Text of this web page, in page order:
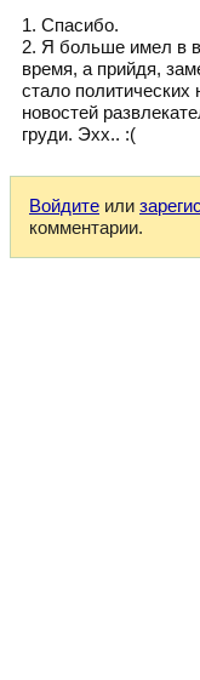
1. Спасибо.
2. Я больше имел в
время, а прийдя,
стало
новостей
груди. Эхх.. :(
Войдите или
комментарии.